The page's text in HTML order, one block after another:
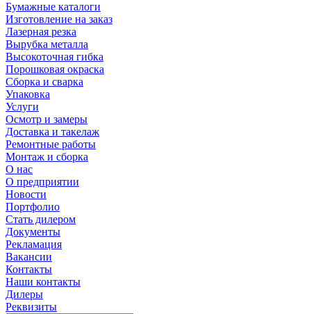
Бумажные каталоги
Изготовление на заказ
Лазерная резка
Вырубка металла
Высокоточная гибка
Порошковая окраска
Сборка и сварка
Упаковка
Услуги
Осмотр и замеры
Доставка и такелаж
Ремонтные работы
Монтаж и сборка
О нас
О предприятии
Новости
Портфолио
Стать дилером
Документы
Рекламация
Вакансии
Контакты
Наши контакты
Дилеры
Реквизиты